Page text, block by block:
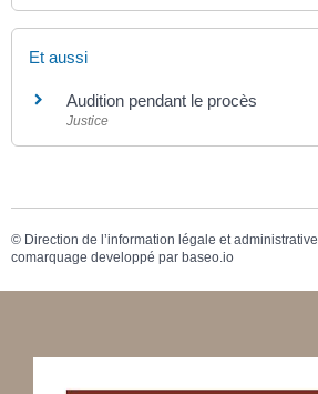
Et aussi
Audition pendant le procès
Justice
© Direction de l’information légale et administrative
comarquage developpé par baseo.io